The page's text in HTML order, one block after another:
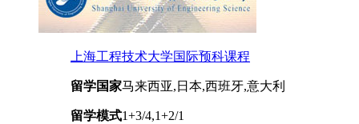
上海工程技术大学国际预科课程
留学国家马来西亚,日本,西班牙,意大利
留学模式1+3/4,1+2/1